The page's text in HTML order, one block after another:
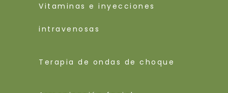
Vitaminas e inyecciones
intravenosas
Terapia de ondas de choque